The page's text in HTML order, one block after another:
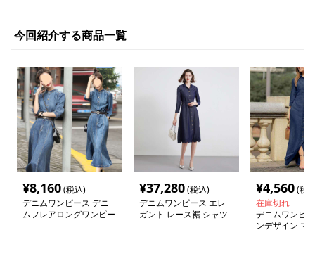
今回紹介する商品一覧
¥8,160(税込)
デニムワンピース デニ
ムフレアロングワンピー
¥37,280(税込)
デニムワンピース エレ
ガント レース裾 シャツ
¥4,560(税
在庫切れ
デニムワンピ
ンデザイン マ